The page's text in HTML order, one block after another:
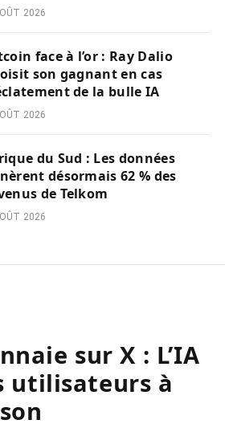
2026
face à l’or : Ray Dalio
son gagnant en cas
de la bulle IA
2026
du Sud : Les données
désormais 62 % des
de Telkom
2026
sur X : L’IA
utilisateurs à